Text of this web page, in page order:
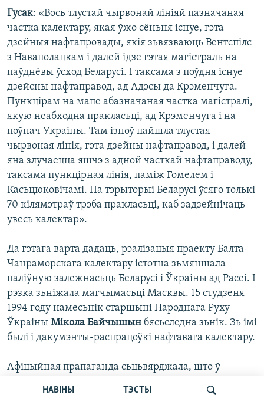
НАВІНЫ ТЭСТЫ
Гусак: «Вось тлустай чырвонай лініяй пазначаная
частка калектару, якая ўжо сёньня існуе, гэта
дзейныя нафтапровады, якія зьвязваюць Вентспілс
з Наваполацкам і далей ідзе гэтая магістраль на
паўднёвы ўсход Беларусі. І таксама з поўдня існуе
дзейсны нафтаправод, ад Адэсы да Крэменчуга.
Пункцірам на мапе абазначаная частка магістралі,
якую неабходна пракласьці, ад Крэменчуга і на
поўнач Украіны. Там ізноў пайшла тлустая
чырвоная лінія, гэта дзейны нафтаправод, і далей
яна злучаецца яшчэ з адной часткай нафтаправоду,
таксама пункцірная лінія, паміж Гомелем і
Касьцюковічамі. Па тэрыторыі Беларусі ўсяго толькі
70 кілямэтраў трэба пракласьці, каб задзейнічаць
увесь калектар».
Да гэтага варта дадаць, рэалізацыя праекту Балта-
Чанраморскага калектару істотна зьмяншала
паліўную залежнасьць Беларусі і Ўкраіны ад Расеі. І
рэзка зьніжала магчымасьці Масквы. 15 студзеня
1994 году намесьнік старшыні Народнага Руху
Ўкраіны Мікола Байчышын бясьследна зьнік. Зь імі
былі і дакумэнты-распрацоўкі нафтавага калектару.
Афіцыйная прапаганда сьцьвярджала, што ў